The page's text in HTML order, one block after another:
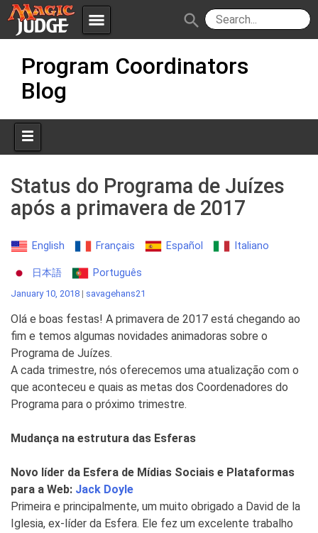
menu
JudgeApps
Policies
search
content
Program Coordinators
Blog
Status do Programa de Juízes
após a primavera de 2017
English Français Español Italiano
日本語 Português
January 10, 2018 | savagehans21
Olá e boas festas! A primavera de 2017 está chegando ao
fim e temos algumas novidades animadoras sobre o
Programa de Juízes.
A cada trimestre, nós oferecemos uma atualização com o
que aconteceu e quais as metas dos Coordenadores do
Programa para o próximo trimestre.
Mudança na estrutura das Esferas
Novo líder da Esfera de Mídias Sociais e Plataformas
para a Web: Jack Doyle
Primeira e principalmente, um muito obrigado a David de la
Iglesia, ex-líder da Esfera. Ele fez um excelente trabalho